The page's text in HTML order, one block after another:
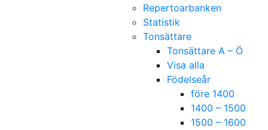
Repertoarbanken
Statistik
Tonsättare
Tonsättare A – Ö
Visa alla
Födelseår
före 1400
1400 – 1500
1500 – 1600